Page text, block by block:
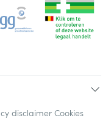
disclaimer Cookies